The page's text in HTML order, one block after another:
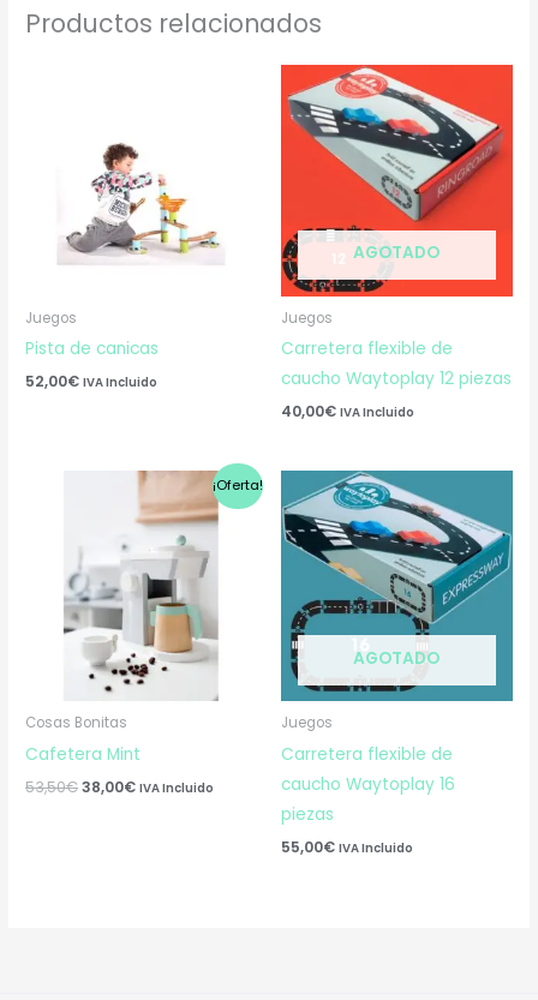
Productos relacionados
Juegos
Pista de canicas
52,00€ IVA Incluido
AGOTADO
Juegos
Carretera flexible de
caucho Waytoplay 12 piezas
40,00€ IVA Incluido
¡Oferta!
Cosas Bonitas
Cafetera Mint
53,50€
original
53,50€.
38,00€
El
precio
actual
38,00€.
IVA Incluido
AGOTADO
Juegos
Carretera flexible de
caucho Waytoplay 16
piezas
55,00€ IVA Incluido